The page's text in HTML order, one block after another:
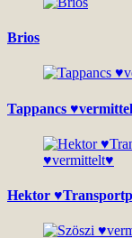
Brios
Tappancs
Hektor